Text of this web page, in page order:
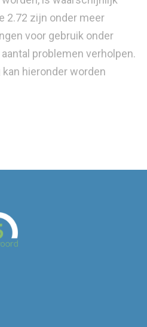
2.72 zijn onder meer
voor gebruik onder
problemen verholpen.
hieronder worden